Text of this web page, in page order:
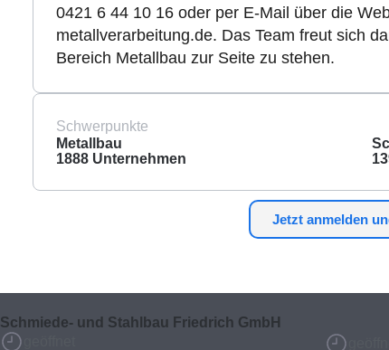
0421 6 44 10 16 oder per E-Mail über die
metallverarbeitung.de. Das Team freut sich
Bereich Metallbau zur Seite zu stehen.
Schwerpunkte
Metallbau
1888 Unternehmen
Jetzt anmelden
Schmiede- und Stahlbau Friedrich GmbH